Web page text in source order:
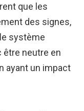
que les
des signes,
système
être neutre en
ayant un impact